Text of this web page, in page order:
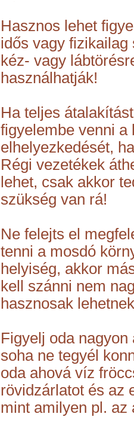
Hasznos lehet
idős vagy
kéz- vagy
használhatják!
Ha teljes
figyelembe venni a
elhelyezkedését,
Régi vezetékek
lehet, csak akkor
szükség van rá!
Ne felejts el
tenni a mosdó
helyiség, akkor
kell szánni nem
hasznosak
Figyelj oda
soha ne tegyél
oda ahová víz
rövidzárlatot és az
mint amilyen pl. az